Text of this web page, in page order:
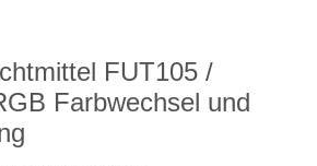
FUT105 /
Farbwechsel und